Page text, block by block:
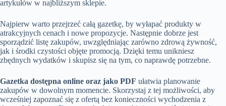
artykułów w najbliższym sklepie.
Najpierw warto przejrzeć całą gazetkę, by wyłapać produkty w
atrakcyjnych cenach i nowe propozycje. Następnie dobrze jest
sporządzić listę zakupów, uwzględniając zarówno zdrową żywność,
jak i środki czystości objęte promocją. Dzięki temu unikniesz
zbędnych wydatków i skupisz się na tym, co naprawdę potrzebne.
Gazetka dostępna online oraz jako PDF ułatwia planowanie
zakupów w dowolnym momencie. Skorzystaj z tej możliwości, aby
wcześniej zapoznać się z ofertą bez konieczności wychodzenia z